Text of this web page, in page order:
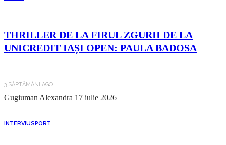
THRILLER DE LA FIRUL ZGURII DE LA
UNICREDIT IAȘI OPEN: PAULA BADOSA
3 SĂPTĂMÂNI AGO
Gugiuman Alexandra 17 iulie 2026
INTERVIUSPORT